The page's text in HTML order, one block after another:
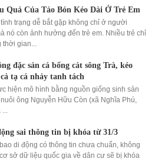
Quả Của Táo Bón Kéo Dài Ở Trẻ Em
trạng dễ bắt gặp không chỉ ở người
nó còn ảnh hưởng đến trẻ em. Nhiều trẻ chỉ
gian...
đặc sản cá bống cát sông Trà, kéo
tạ cá nhảy tanh tách
hiện mô hình bằng nguồn giống sinh sản
ông Nguyễn Hữu Còn (xã Nghĩa Phú,
sai thông tin bị khóa từ 31/3
di động có thông tin chưa chuẩn, không
sở dữ liệu quốc gia về dân cư sẽ bị khóa